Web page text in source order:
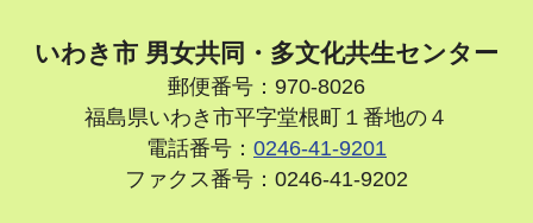
いわき市 男女共同・多文化共生センター
郵便番号：970-8026
福島県いわき市平字堂根町１番地の４
電話番号： 0246-41-9201
ファクス番号：0246-41-9202